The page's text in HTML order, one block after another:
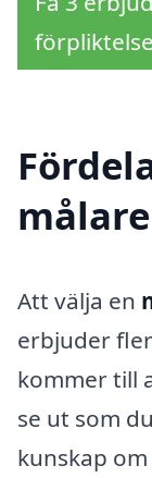
Att välja en
erbjuder
kommer till
se ut som
kunskap